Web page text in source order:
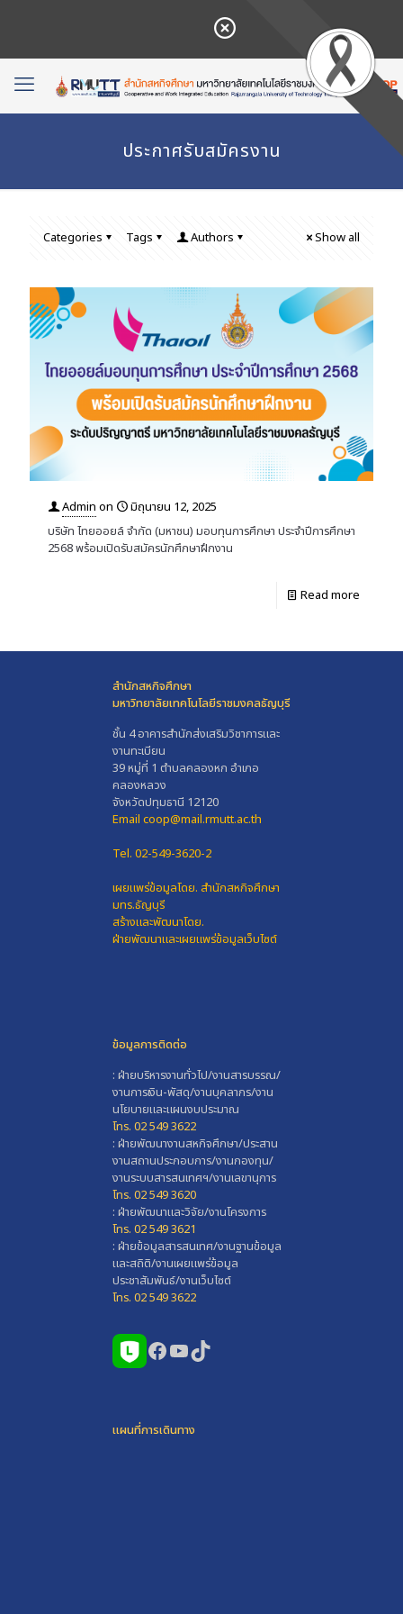
ประกาศรับสมัครงาน
Categories Tags Authors Show all
Admin on
มิถุนายน 12, 2025
บริษัท ไทยออยล์ จำกัด (มหาชน) มอบทุนการศึกษา ประจำปีการศึกษา
2568 พร้อมเปิดรับสมัครนักศึกษาฝึกงาน
Read more
สำนักสหกิจศึกษา
มหาวิทยาลัยเทคโนโลยีราชมงคลธัญบุรี
ชั้น 4 อาคารสำนักส่งเสริมวิชาการและ
งานทะเบียน
39 หมู่ที่ 1 ตำบลคลองหก อำเภอ
คลองหลวง
จังหวัดปทุมธานี 12120
Email coop@mail.rmutt.ac.th
Tel. 02-549-3620-2
เผยแพร่ข้อมูลโดย. สำนักสหกิจศึกษา
มทร.ธัญบุรี
สร้างและพัฒนาโดย.
ฝ่ายพัฒนาและเผยแพร่ข้อมูลเว็บไซต์
ข้อมูลการติดต่อ
: ฝ่ายบริหารงานทั่วไป/งานสารบรรณ/
งานการเงิน-พัสดุ/งานบุคลากร/งาน
นโยบายและแผนงบประมาณ
โทร. 02 549 3622
: ฝ่ายพัฒนางานสหกิจศึกษา/ประสาน
งานสถานประกอบการ/งานกองทุน/
งานระบบสารสนเทศฯ/งานเลขานุการ
โทร. 02 549 3620
: ฝ่ายพัฒนาและวิจัย/งานโครงการ
โทร. 02 549 3621
: ฝ่ายข้อมูลสารสนเทศ/งานฐานข้อมูล
และสถิติ/งานเผยแพร่ข้อมูล
ประชาสัมพันธ์/งานเว็บไซต์
โทร. 02 549 3622
Facebook
YouTube
TikTok
แผนที่การเดินทาง